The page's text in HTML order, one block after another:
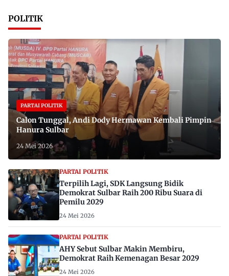
POLITIK
PARTAI POLITIK
Calon Tunggal, Andi Dody Hermawan Kembali Pimpin
Hanura Sulbar
24 Mei 2026
PARTAI POLITIK
Terpilih Lagi, SDK Langsung Bidik
Demokrat Sulbar Raih 200 Ribu Suara di
Pemilu 2029
24 Mei 2026
PARTAI POLITIK
AHY Sebut Sulbar Makin Membiru,
Demokrat Raih Kemenagan Besar 2029
24 Mei 2026